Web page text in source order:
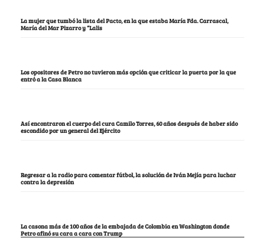
La mujer que tumbó la lista del Pacto, en la que estaba María Fda. Carrascal,
María del Mar Pizarro y “Lalis
Los opositores de Petro no tuvieron más opción que criticar la puerta por la que
entró a la Casa Blanca
Así encontraron el cuerpo del cura Camilo Torres, 60 años después de haber sido
escondido por un general del Ejército
Regresar a la radio para comentar fútbol, la solución de Iván Mejía para luchar
contra la depresión
La casona más de 100 años de la embajada de Colombia en Washington donde
Petro afinó su cara a cara con Trump